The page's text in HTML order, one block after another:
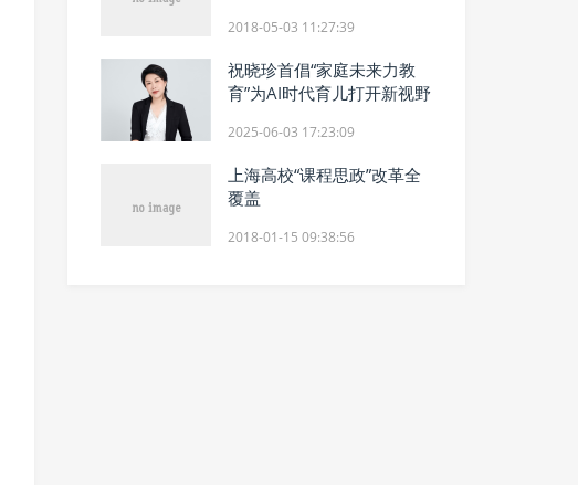
2018-05-03 11:27:39
祝晓珍首倡“家庭未来力教
育”为AI时代育儿打开新视野
2025-06-03 17:23:09
上海高校“课程思政”改革全
覆盖
2018-01-15 09:38:56